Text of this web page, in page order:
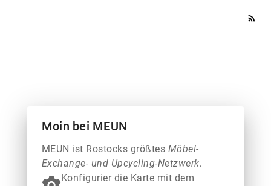
rss_feed
Moin bei MEUN
MEUN ist Rostocks größtes Möbel-
Exchange- und Upcycling-Netzwerk.
Konfigurier die Karte mit dem